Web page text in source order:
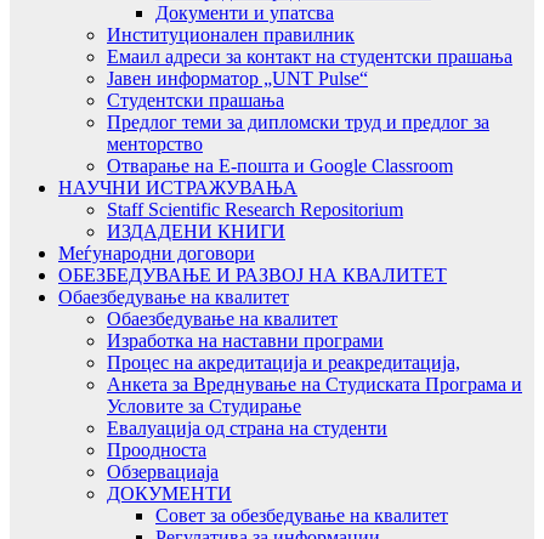
Документи и упатсва
Институционален правилник
Емаил адреси за контакт на студентски прашања
Јавен информатор „UNT Pulse“
Студентски прашања
Предлог теми за дипломски труд и предлог за
менторство
Отварање на Е-пошта и Google Classroom
НАУЧНИ ИСТРАЖУВАЊА
Staff Scientific Research Repositorium
ИЗДАДЕНИ КНИГИ
Меѓународни договори
ОБЕЗБЕДУВАЊЕ И РАЗВОЈ НА КВАЛИТЕТ
Обаезбедување на квалитет
Обаезбедување на квалитет
Изработка на наставни програми
Процес на акредитација и реакредитација,
Анкета за Вреднување на Студиската Програма и
Условите за Студирање
Евалуација од страна на студенти
Проодноста
Обзервациаја
ДОКУМЕНТИ
Совет за обезбедување на квалитет